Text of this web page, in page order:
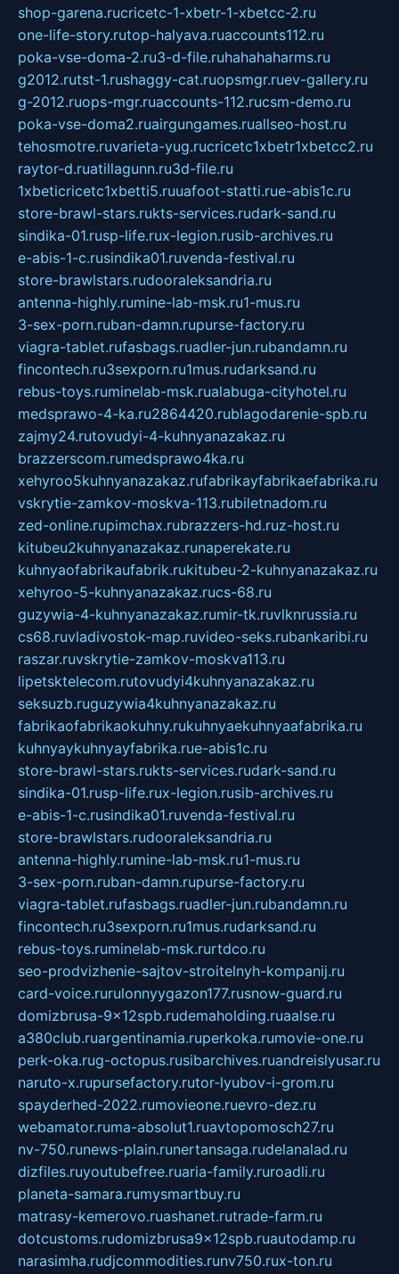
shop-garena.rucricetc-1-xbetr-1-xbetcc-2.ru
one-life-story.rutop-halyava.ruaccounts112.ru
poka-vse-doma-2.ru3-d-file.ruhahahaharms.ru
g2012.rutst-1.rushaggy-cat.ruopsmgr.ruev-gallery.ru
g-2012.ruops-mgr.ruaccounts-112.rucsm-demo.ru
poka-vse-doma2.ruairgungames.ruallseo-host.ru
tehosmotre.ruvarieta-yug.rucricetc1xbetr1xbetcc2.ru
raytor-d.ruatillagunn.ru3d-file.ru
1xbeticricetc1xbetti5.ruuafoot-statti.rue-abis1c.ru
store-brawl-stars.rukts-services.rudark-sand.ru
sindika-01.rusp-life.rux-legion.rusib-archives.ru
e-abis-1-c.rusindika01.ruvenda-festival.ru
store-brawlstars.rudooraleksandria.ru
antenna-highly.rumine-lab-msk.ru1-mus.ru
3-sex-porn.ruban-damn.rupurse-factory.ru
viagra-tablet.rufasbags.ruadler-jun.rubandamn.ru
fincontech.ru3sexporn.ru1mus.rudarksand.ru
rebus-toys.ruminelab-msk.rualabuga-cityhotel.ru
medsprawo-4-ka.ru2864420.rublagodarenie-spb.ru
zajmy24.rutovudyi-4-kuhnyanazakaz.ru
brazzerscom.rumedsprawo4ka.ru
xehyroo5kuhnyanazakaz.rufabrikayfabrikaefabrika.ru
vskrytie-zamkov-moskva-113.rubiletnadom.ru
zed-online.rupimchax.rubrazzers-hd.ruz-host.ru
kitubeu2kuhnyanazakaz.runaperekate.ru
kuhnyaofabrikaufabrik.rukitubeu-2-kuhnyanazakaz.ru
xehyroo-5-kuhnyanazakaz.rucs-68.ru
guzywia-4-kuhnyanazakaz.rumir-tk.ruvlknrussia.ru
cs68.ruvladivostok-map.ruvideo-seks.rubankaribi.ru
raszar.ruvskrytie-zamkov-moskva113.ru
lipetsktelecom.rutovudyi4kuhnyanazakaz.ru
seksuzb.ruguzywia4kuhnyanazakaz.ru
fabrikaofabrikaokuhny.rukuhnyaekuhnyaafabrika.ru
kuhnyaykuhnyayfabrika.rue-abis1c.ru
store-brawl-stars.rukts-services.rudark-sand.ru
sindika-01.rusp-life.rux-legion.rusib-archives.ru
e-abis-1-c.rusindika01.ruvenda-festival.ru
store-brawlstars.rudooraleksandria.ru
antenna-highly.rumine-lab-msk.ru1-mus.ru
3-sex-porn.ruban-damn.rupurse-factory.ru
viagra-tablet.rufasbags.ruadler-jun.rubandamn.ru
fincontech.ru3sexporn.ru1mus.rudarksand.ru
rebus-toys.ruminelab-msk.rurtdco.ru
seo-prodvizhenie-sajtov-stroitelnyh-kompanij.ru
card-voice.rurulonnyygazon177.rusnow-guard.ru
domizbrusa-9x12spb.rudemaholding.ruaalse.ru
a380club.ruargentinamia.ruperkoka.rumovie-one.ru
perk-oka.rug-octopus.rusibarchives.ruandreislyusar.ru
naruto-x.rupursefactory.rutor-lyubov-i-grom.ru
spayderhed-2022.rumovieone.ruevro-dez.ru
webamator.ruma-absolut1.ruavtopomosch27.ru
nv-750.runews-plain.runertansaga.rudelanalad.ru
dizfiles.ruyoutubefree.ruaria-family.ruroadli.ru
planeta-samara.rumysmartbuy.ru
matrasy-kemerovo.ruashanet.rutrade-farm.ru
dotcustoms.rudomizbrusa9x12spb.ruautodamp.ru
narasimha.rudjcommodities.runv750.rux-ton.ru